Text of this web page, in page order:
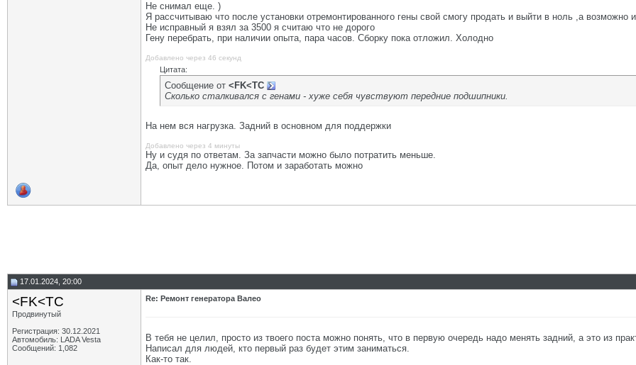
Не снимал еще. )
Я рассчитываю что после установки отремонтированного гены свой смогу продать и выйти в ноль ,а возможно
Не исправный я взял за 3500 я считаю что не дорого
Гену перебрать, при наличии опыта, пара часов. Сборку пока отложил. Холодно
Добавлено через 46 секунд
Цитата:
Сообщение от <FK<TC
Сколько сталкивался с генами - хуже себя чувствуют передние подшипники.
На нем вся нагрузка. Задний в основном для поддержки
Добавлено через 4 минуты
Ну и судя по ответам. За запчасти можно было потратить меньше.
Да, опыт дело нужное. Потом и заработать можно
17.01.2024, 20:00
<FK<TC
Продвинутый
Регистрация: 30.12.2021
Автомобиль: LADA Vesta
Сообщений: 1,082
Re: Ремонт генератора Валео
В тебя не целил, просто из твоего поста можно понять, что в первую очередь надо менять задний, а это из
Написал для людей, кто первый раз будет этим заниматься.
Как-то так.